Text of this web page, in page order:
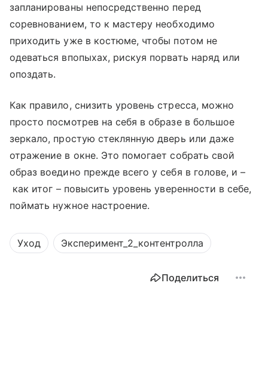
запланированы непосредственно перед
соревнованием, то к мастеру необходимо
приходить уже в костюме, чтобы потом не
одеваться впопыхах, рискуя порвать наряд или
опоздать.
Как правило, снизить уровень стресса, можно
просто посмотрев на себя в образе в большое
зеркало, простую стеклянную дверь или даже
отражение в окне. Это помогает собрать свой
образ воедино прежде всего у себя в голове, и–
как итог – повысить уровень уверенности в себе,
поймать нужное настроение.
Уход Эксперимент_2_контентролла
Поделиться